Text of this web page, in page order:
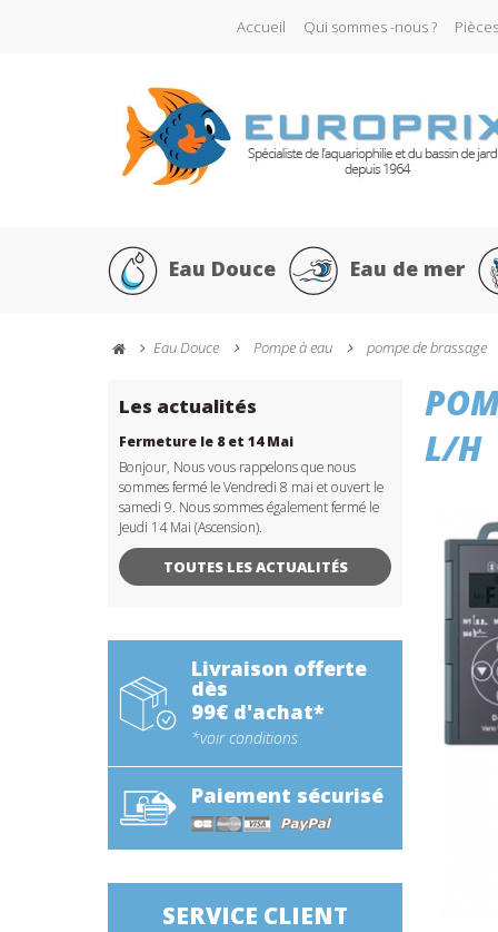
Accueil Qui sommes -nous ?
Eau Douce Eau de mer
Eau Douce Pompe à eau pompe de brassage
L/H
Les actualités
Fermeture le 8 et 14 Mai
Bonjour, Nous vous rappelons que nous
sommes fermé le Vendredi 8 mai et ouvert le
samedi 9. Nous sommes également fermé le
Jeudi 14 Mai (Ascension).
TOUTES LES ACTUALITÉS
Livraison offerte
dès
99€ d'achat*
*voir conditions
Paiement sécurisé
SERVICE CLIENT